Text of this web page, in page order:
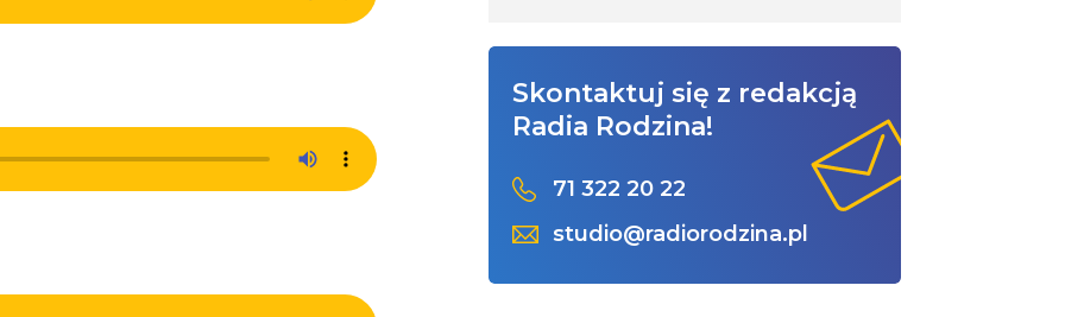
Skontaktuj się z redakcją
Radia Rodzina!
71 322 20 22
studio@radiorodzina.pl